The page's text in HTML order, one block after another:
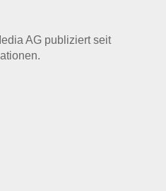
AG publiziert seit